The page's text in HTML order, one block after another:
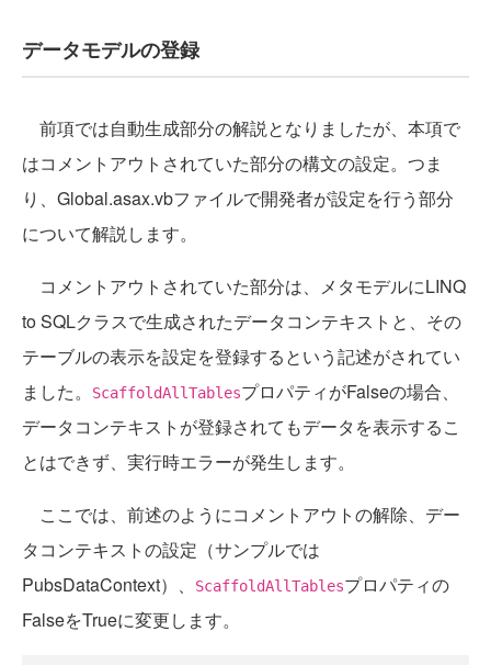
データモデルの登録
前項では自動生成部分の解説となりましたが、本項で
はコメントアウトされていた部分の構文の設定。つま
り、Global.asax.vbファイルで開発者が設定を行う部分
について解説します。
コメントアウトされていた部分は、メタモデルにLINQ
to SQLクラスで生成されたデータコンテキストと、その
テーブルの表示を設定を登録するという記述がされてい
ました。
ScaffoldAllTablesプロパティがFalseの場合、
データコンテキストが登録されてもデータを表示するこ
とはできず、実行時エラーが発生します。
ここでは、前述のようにコメントアウトの解除、デー
タコンテキストの設定（サンプルでは
PubsDataContext）、
ScaffoldAllTablesプロパティの
FalseをTrueに変更します。